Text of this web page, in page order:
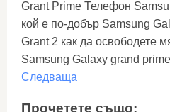
Grant Prime Телефон
кой е по-добър Samsung
Grant 2 как да освободете
Samsung Galaxy grand prime
Следваща
Прочетете също: